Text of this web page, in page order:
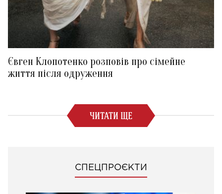
Євген Клопотенко розповів про сімейне
життя після одруження
ЧИТАТИ ЩЕ
СПЕЦПРОЄКТИ